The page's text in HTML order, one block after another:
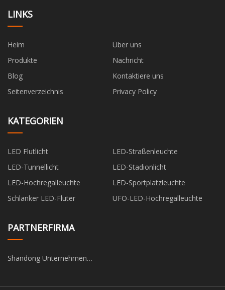
LINKS
Heim
Über uns
Produkte
Nachricht
Blog
Kontaktiere uns
Seitenverzeichnis
Privacy Policy
KATEGORIEN
LED Flutlicht
LED-Straßenleuchte
LED-Tunnellicht
LED-Stadionlicht
LED-Hochregalleuchte
LED-Sportplatzleuchte
Schlanker LED-Fluter
UFO-LED-Hochregalleuchte
PARTNERFIRMA
Shandong Unternehmen